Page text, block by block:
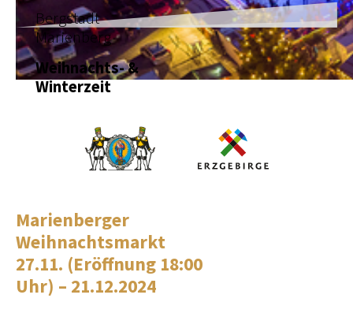
Bergstadt
Marienberg
Weihnachts- &
Winterzeit
Marienberger
Weihnachtsmarkt
27.11. (Eröffnung 18:00
Uhr) – 21.12.2024